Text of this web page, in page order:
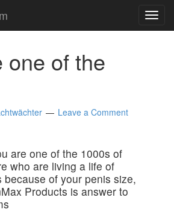
one of the
Leave a Comment
are one of the 1000s of
who are living a life of
because of your penis size,
Products is answer to